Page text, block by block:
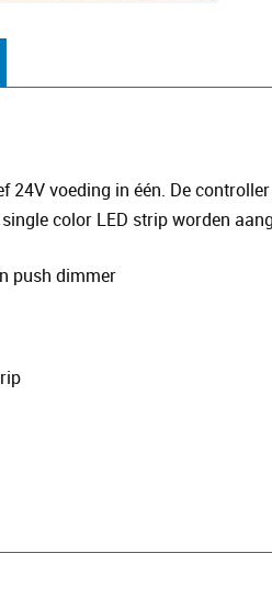
24V voeding in één. De
color LED strip worden
push dimmer